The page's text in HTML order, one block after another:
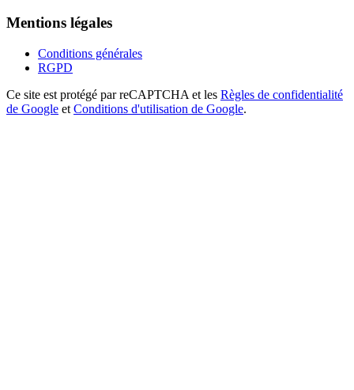
Mentions légales
Conditions générales
RGPD
Ce site est protégé par reCAPTCHA et les Règles de confidentialité
de Google et Conditions d'utilisation de Google.